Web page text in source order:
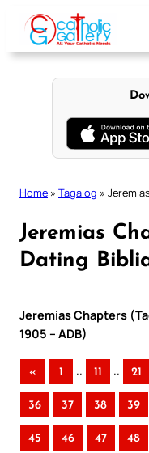
content
Home » Tagalog »
Jeremias
Dating
Jeremias Chapters
1905 – ADB)
« 1 .. 11 .. 21
36 37 38 39
45 46 47 48